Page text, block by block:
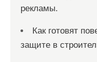
рекламы.
Как готовят
защите в